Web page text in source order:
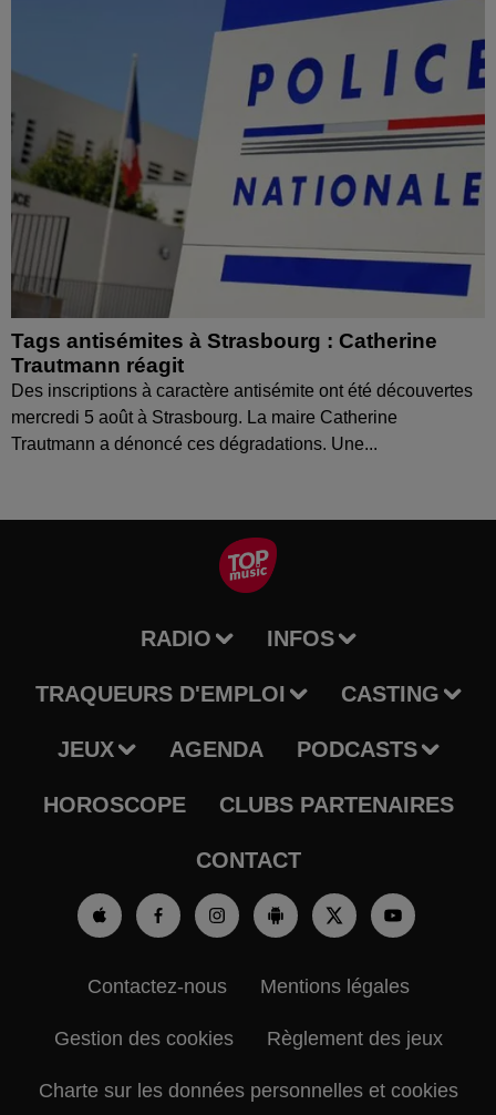
Tags antisémites à Strasbourg : Catherine
Trautmann réagit
Des inscriptions à caractère antisémite ont été découvertes
mercredi 5 août à Strasbourg. La maire Catherine
Trautmann a dénoncé ces dégradations. Une...
RADIO INFOS
TRAQUEURS D'EMPLOI CASTING
JEUX AGENDA PODCASTS
HOROSCOPE CLUBS PARTENAIRES
CONTACT
Contactez-nous Mentions légales
Gestion des cookies Règlement des jeux
Charte sur les données personnelles et cookies